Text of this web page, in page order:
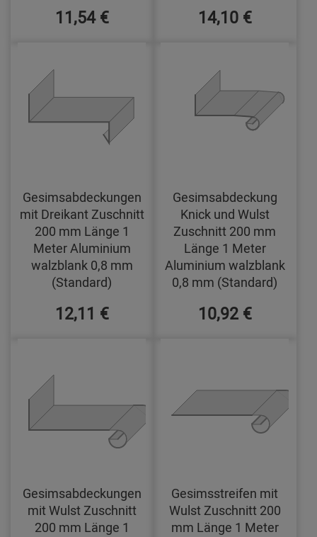
11,54 € 14,10 €
Gesimsabdeckungen
mit Dreikant Zuschnitt
200 mm Länge 1
Meter Aluminium
walzblank 0,8 mm
(Standard)
12,11 €
Gesimsabdeckung
Knick und Wulst
Zuschnitt 200 mm
Länge 1 Meter
Aluminium walzblank
0,8 mm (Standard)
10,92 €
Gesimsabdeckungen
mit Wulst Zuschnitt
200 mm Länge 1
Gesimsstreifen mit
Wulst Zuschnitt 200
mm Länge 1 Meter